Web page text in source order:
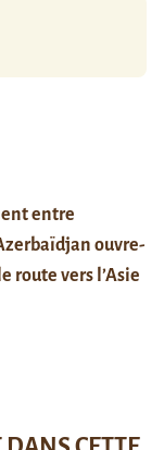
entre
ouvre-
route vers l’Asie